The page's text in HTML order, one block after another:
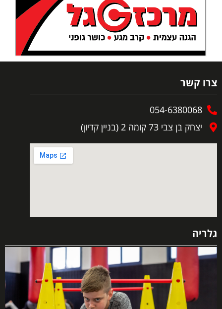
צרו קשר
054-6380068
יצחק בן צבי 73 קומה 2 (בניין קדיון)
גלריה